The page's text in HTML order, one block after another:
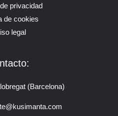
privacidad
de cookies
legal
(Barcelona)